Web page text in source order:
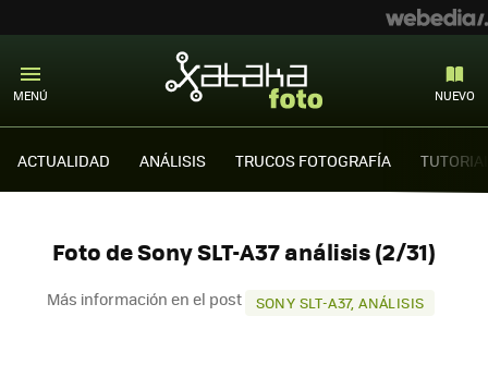
MENÚ NUEVO
ACTUALIDAD ANÁLISIS TRUCOS FOTOGRAFÍA
Foto de Sony SLT-A37 análisis (2/31)
Más información en el post SONY SLT-A37, ANÁLISIS